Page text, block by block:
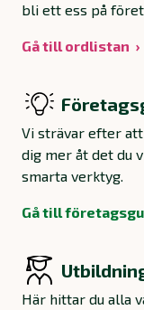
bli ett ess på
Gå till ordlistan
Vi strävar efter att
dig mer åt det du
smarta verktyg.
Gå till
Här hittar du alla